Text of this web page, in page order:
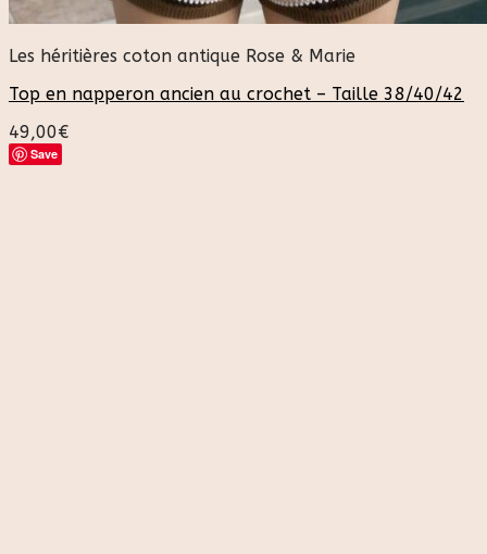
Les héritières coton antique Rose & Marie
Top en napperon ancien au crochet – Taille 38/40/42
49,00€
Save